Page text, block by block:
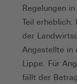
Regelungen
Teil erheblich:
der
Angestellte in
Lippe. Für
fällt der